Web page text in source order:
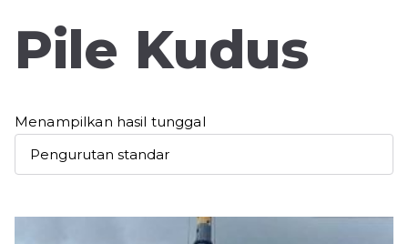
Pile Kudus
Menampilkan hasil tunggal